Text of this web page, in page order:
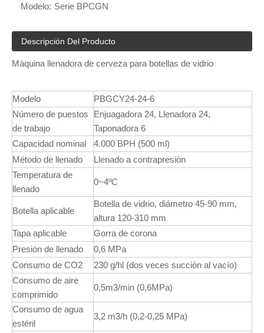
Modelo: Serie BPCGN
Descripción Del Producto
Máquina llenadora de cerveza para botellas de vidrio
Modelo
PBGCY24-24-6
Número de puestos
de trabajo
Enjuagadora 24, Llenadora 24,
Taponadora 6
Capacidad nominal
4.000 BPH (500 ml)
Método de llenado
Llenado a contrapresión
Temperatura de
llenado
0~4ºC
Botella aplicable
Botella de vidrio, diámetro 45-90 mm,
altura 120-310 mm
Tapa aplicable
Gorra de corona
Presión de llenado
0,6 MPa
Consumo de CO2
230 g/hl (dos veces succión al vacío)
Consumo de aire
comprimido
0,5m3/min (0,6MPa)
Consumo de agua
estéril
3,2 m3/h (0,2-0,25 MPa)